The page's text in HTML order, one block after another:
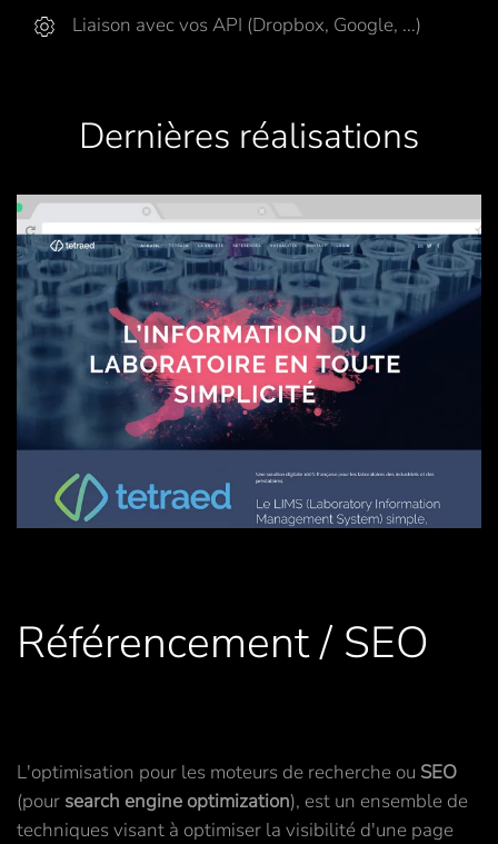
Liaison avec vos API (Dropbox, Google, ...)
Dernières réalisations
Référencement / SEO
L'optimisation pour les moteurs de recherche ou SEO
(pour search engine optimization), est un ensemble de
techniques visant à optimiser la visibilité d'une page